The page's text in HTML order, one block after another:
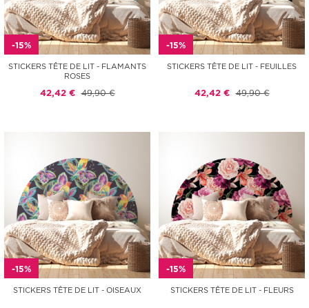
-15%
STICKERS TÊTE DE LIT - FLAMANTS
ROSES
42,42 € 49,90 €
-15%
STICKERS TÊTE DE LIT - FEUILLES
42,42 € 49,90 €
-15%
STICKERS TÊTE DE LIT - OISEAUX
-15%
STICKERS TÊTE DE LIT - FLEURS